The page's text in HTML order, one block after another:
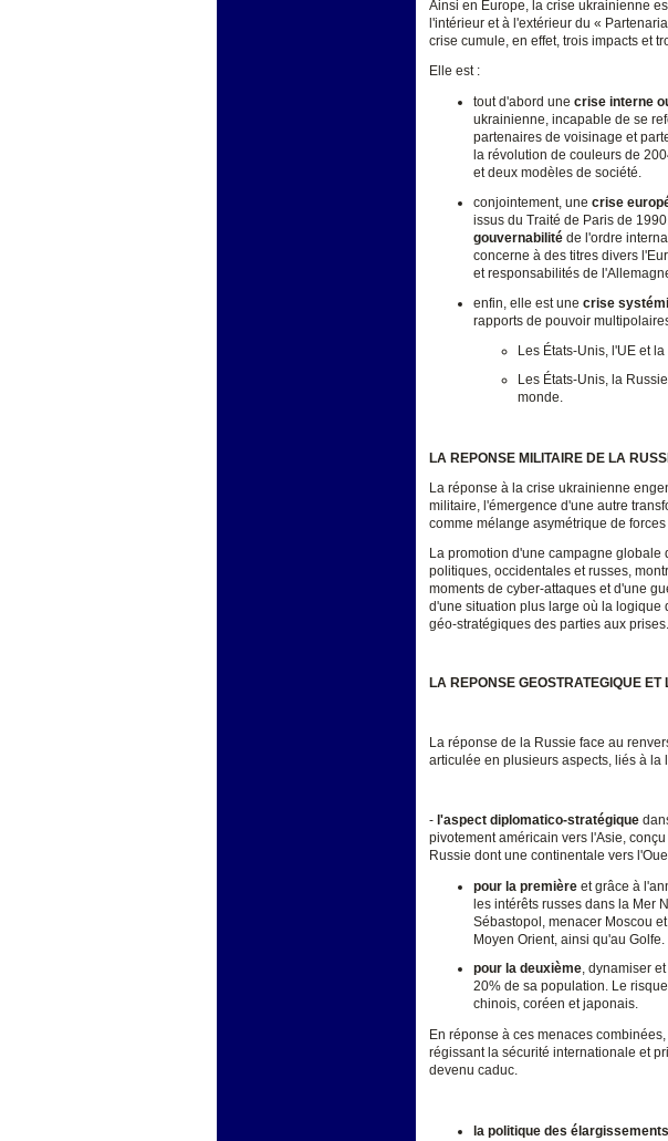
Ainsi en Europe, la crise ukrainienne
l'intérieur et à l'extérieur du «
crise cumule, en effet, trois impacts et
Elle est :
tout d'abord une crise interne
ukrainienne, incapable de se
partenaires de voisinage et
la révolution de couleurs de
et deux modèles de société.
conjointement, une crise
issus du Traité de Paris de
gouvernabilité de l'ordre
concerne à des titres divers
et responsabilités de
enfin, elle est une crise
rapports de pouvoir
Les États-Unis, l'UE et
Les États-Unis, la
monde.
LA REPONSE MILITAIRE DE LA
La réponse à la crise ukrainienne
militaire, l'émergence d'une autre
comme mélange asymétrique de
La promotion d'une campagne globale
politiques, occidentales et russes,
moments de cyber-attaques et d'une
d'une situation plus large où la logique
géo-stratégiques des parties aux prises.
LA REPONSE GEOSTRATEGIQUE
La réponse de la Russie face au
articulée en plusieurs aspects, liés à
- l'aspect diplomatico-stratégique
pivotement américain vers l'Asie,
Russie dont une continentale vers
pour la première et grâce à
les intérêts russes dans la Mer
Sébastopol, menacer Moscou
Moyen Orient, ainsi qu'au Golfe.
pour la deuxième, dynamiser
20% de sa population. Le
chinois, coréen et japonais.
En réponse à ces menaces
régissant la sécurité internationale et
devenu caduc.
la politique des élargissements